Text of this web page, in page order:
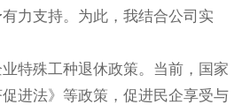
力支持。为此，我结合公司实
特殊工种退休政策。当前，国家
进法》等政策，促进民企享受与